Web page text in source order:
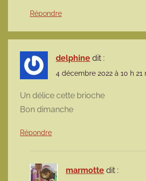
Répondre
delphine dit :
4 décembre 2022 à 10 h 21
Un délice cette brioche
Bon dimanche
Répondre
marmotte dit :